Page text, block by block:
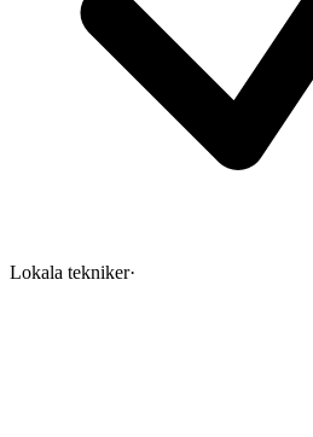
Lokala tekniker·